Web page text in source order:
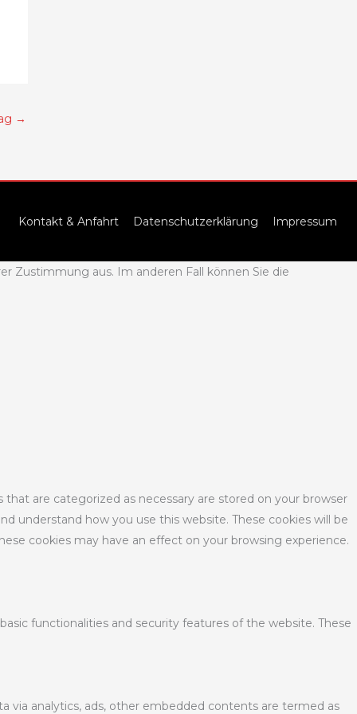
→
Kontakt & Anfahrt Datenschutzerklärung Impressum
Zustimmung aus. Im anderen Fall können Sie die
are categorized as necessary are stored on your browser
understand how you use this website. These cookies will be
cookies may have an effect on your browsing experience.
functionalities and security features of the website. These
via analytics, ads, other embedded contents are termed as